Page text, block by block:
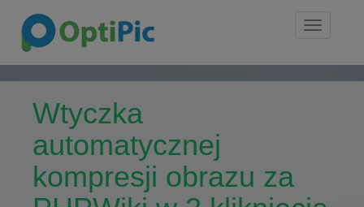
Toggle
Wtyczka
automatycznej
kompresji obrazu za